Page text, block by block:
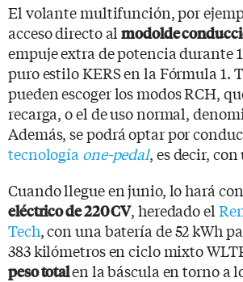
El volante multifunción, por
acceso directo almodolde
empuje extra de potencia durante
puro estilo KERS en la Fórmula 1.
pueden escoger los modos RCH,
recarga, o el de uso normal,
Además, se podrá optar por
tecnología one-pedal, es decir,
Cuando llegue en junio, lo hará
eléctrico de 220 CV, heredado el
Tech, con una batería de 52 kWh
383 kilómetros en ciclo mixto
peso totalen la báscula en torno a